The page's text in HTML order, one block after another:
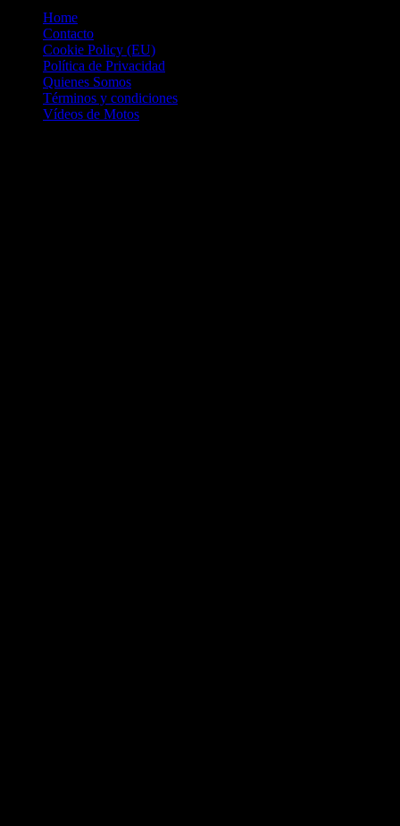
Home
Contacto
Cookie Policy (EU)
Política de Privacidad
Quienes Somos
Términos y condiciones
Vídeos de Motos